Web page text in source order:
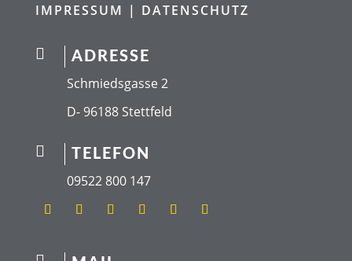
IMPRESSUM | DATENSCHUTZ
 ADRESSE
Schmiedsgasse 2
D- 96188 Stettfeld
 TELEFON
09522 800 147